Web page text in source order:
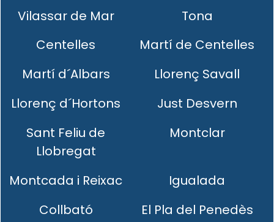
Vilassar de Mar
Tona
Centelles
Martí de Centelles
Martí d´Albars
Llorenç Savall
Llorenç d´Hortons
Just Desvern
Sant Feliu de
Llobregat
Montclar
Montcada i Reixac
Igualada
Collbató
El Pla del Penedès